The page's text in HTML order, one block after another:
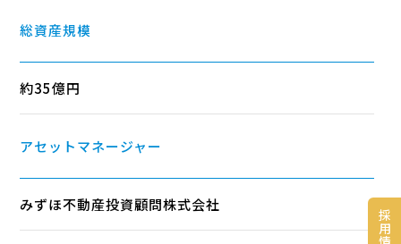
採
用
総資産規模
約35億円
アセットマネージャー
みずほ不動産投資顧問株式会社